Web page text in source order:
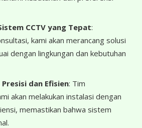
CCTV yang Tepat:
kami akan merancang solusi
dengan lingkungan dan kebutuhan
dan Efisien: Tim
akan melakukan instalasi dengan
memastikan bahwa sistem